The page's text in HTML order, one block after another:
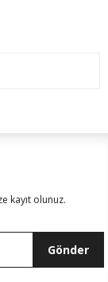
kayıt olunuz.
Gönder